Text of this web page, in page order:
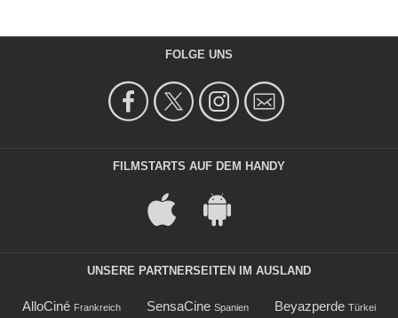
FOLGE UNS
FILMSTARTS AUF DEM HANDY
UNSERE PARTNERSEITEN IM AUSLAND
AlloCiné Frankreich SensaCine Spanien Beyazperde Türkei